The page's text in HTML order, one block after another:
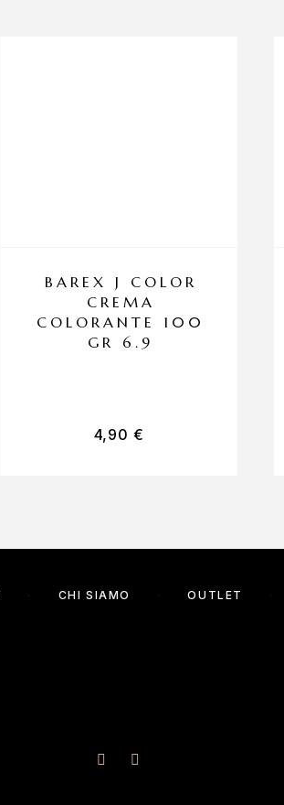
BAREX J COLOR
CREMA
COLORANTE 100
GR 6.9
4,90 €
CHI SIAMO OUTLET